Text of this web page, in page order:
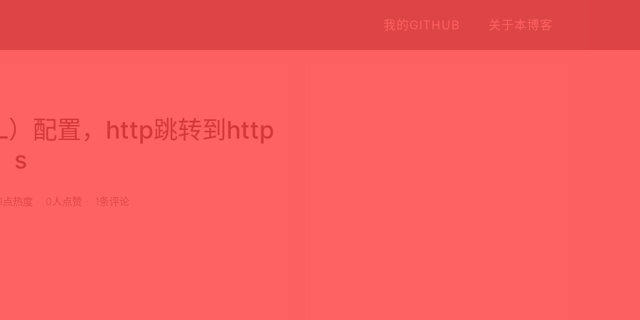
我的GITHUB 关于本博客
配置，http跳转到http
s
热度 0人点赞 1条评论